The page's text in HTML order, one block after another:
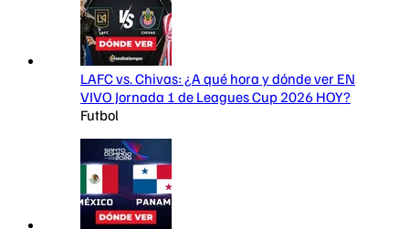
LAFC vs. Chivas: ¿A qué hora y dónde ver EN
VIVO Jornada 1 de Leagues Cup 2026 HOY?
Futbol